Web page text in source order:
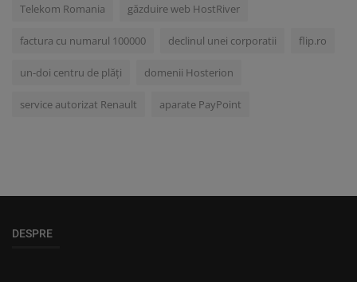
Telekom Romania găzduire web HostRiver
factura cu numarul 100000 declinul unei corporatii flip.ro
un-doi centru de plăți domenii Hosterion
service autorizat Renault aparate PayPoint
DESPRE